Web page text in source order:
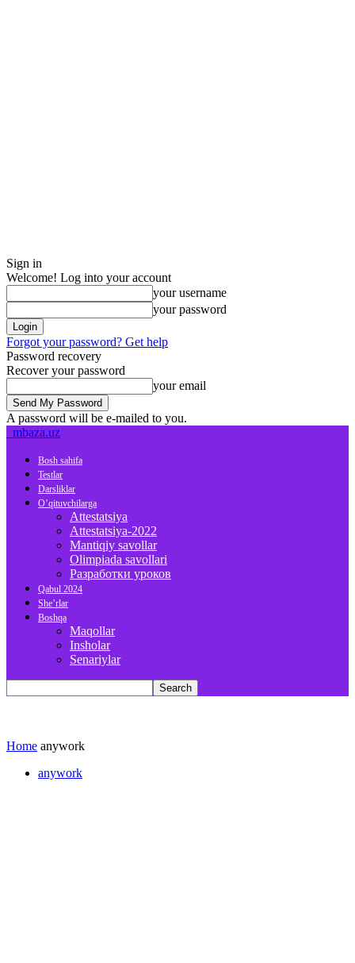
Sign in
Welcome! Log into your account
your username
your password
Forgot your password? Get help
Password recovery
Recover your password
your email
A password will be e-mailed to you.
mbaza.uz
Bosh sahifa
Testlar
Darsliklar
O’qituvchilarga
Attestatsiya
Attestatsiya-2022
Mantiqiy savollar
Olimpiada savollari
Разработки уроков
Qabul 2024
She’rlar
Boshqa
Maqollar
Insholar
Senariylar
Home anywork
anywork